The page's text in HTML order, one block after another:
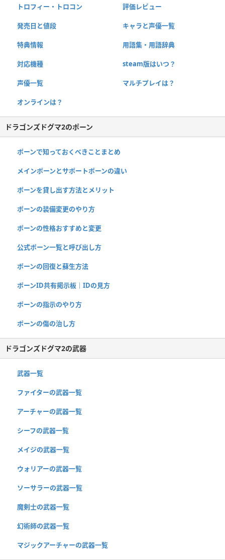
トロフィー・トロコン 評価レビュー
発売日と値段 キャラと声優一覧
特典情報 用語集・用語辞典
対応機種 steam版はいつ？
声優一覧 マルチプレイは？
オンラインは？
ドラゴンズドグマ2のポーン
ポーンで知っておくべきことまとめ
メインポーンとサポートポーンの違い
ポーンを貸し出す方法とメリット
ポーンの装備変更のやり方
ポーンの性格おすすめと変更
公式ポーン一覧と呼び出し方
ポーンの回復と蘇生方法
ポーンID共有掲示板｜IDの見方
ポーンの指示のやり方
ポーンの傷の治し方
ドラゴンズドグマ2の武器
武器一覧
ファイターの武器一覧
アーチャーの武器一覧
シーフの武器一覧
メイジの武器一覧
ウォリアーの武器一覧
ソーサラーの武器一覧
魔剣士の武器一覧
幻術師の武器一覧
マジックアーチャーの武器一覧